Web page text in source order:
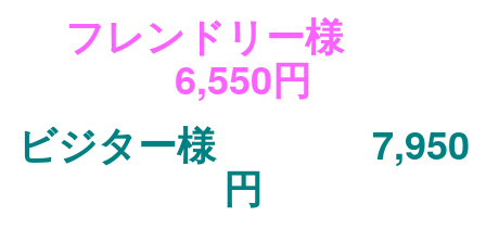
フレンドリー様
6,550円
ビジター様 7,950
円